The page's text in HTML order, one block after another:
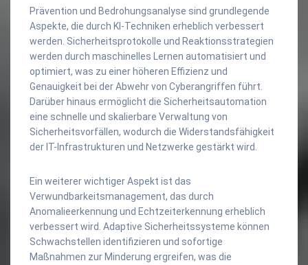
Prävention und Bedrohungsanalyse sind grundlegende
Aspekte, die durch KI-Techniken erheblich verbessert
werden. Sicherheitsprotokolle und Reaktionsstrategien
werden durch maschinelles Lernen automatisiert und
optimiert, was zu einer höheren Effizienz und
Genauigkeit bei der Abwehr von Cyberangriffen führt.
Darüber hinaus ermöglicht die Sicherheitsautomation
eine schnelle und skalierbare Verwaltung von
Sicherheitsvorfällen, wodurch die Widerstandsfähigkeit
der IT-Infrastrukturen und Netzwerke gestärkt wird.
Ein weiterer wichtiger Aspekt ist das
Verwundbarkeitsmanagement, das durch
Anomalieerkennung und Echtzeiterkennung erheblich
verbessert wird. Adaptive Sicherheitssysteme können
Schwachstellen identifizieren und sofortige
Maßnahmen zur Minderung ergreifen, was die